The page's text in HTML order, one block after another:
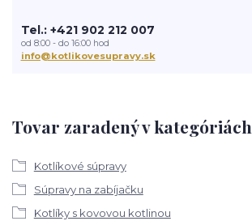
Tovar zaradený v kategóriách
Kotlíkové súpravy
Súpravy na zabíjačku
Kotlíky s kovovou kotlinou
Tel.: +421 902 212 007
od 8:00 - do 16:00 hod
info@kotlikovesupravy.sk